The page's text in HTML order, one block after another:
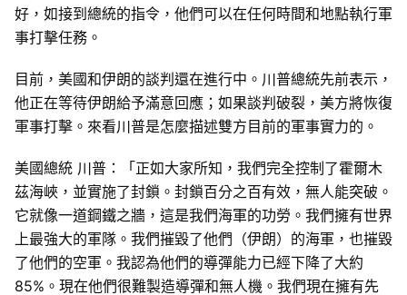
好，如接到總統的指令，他們可以在任何時間和地點執行軍
事打擊任務。
目前，美國和伊朗的談判還在進行中。川普總統先前表示，
他正在等待伊朗給予滿意回應；如果談判破裂，美方將恢復
軍事打擊。來看川普是怎麼描述雙方目前的軍事實力的。
美國總統 川普：「正如大家所知，我們完全控制了霍爾木
茲海峽，並實施了封鎖。封鎖百分之百有效，無人能突破。
它就像一道鋼鐵之牆，這是我們海軍的功勞。我們擁有世界
上最強大的軍隊。我們摧毀了他們（伊朗）的海軍，也摧毀
了他們的空軍。我認為他們的導彈能力已經下降了大約
85%。現在他們很難製造導彈和無人機。我們現在擁有先